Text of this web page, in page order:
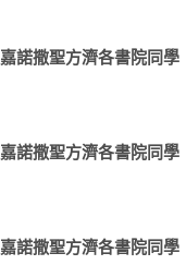
嘉諾撒聖方濟各書院同學
嘉諾撒聖方濟各書院同學
嘉諾撒聖方濟各書院同學